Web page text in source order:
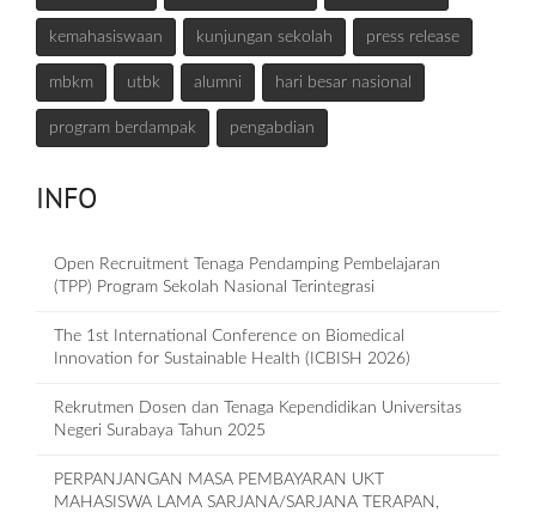
kemahasiswaan kunjungan sekolah press release
mbkm utbk alumni hari besar nasional
program berdampak pengabdian
INFO
Open Recruitment Tenaga Pendamping Pembelajaran
(TPP) Program Sekolah Nasional Terintegrasi
The 1st International Conference on Biomedical
Innovation for Sustainable Health (ICBISH 2026)
Rekrutmen Dosen dan Tenaga Kependidikan Universitas
Negeri Surabaya Tahun 2025
PERPANJANGAN MASA PEMBAYARAN UKT
MAHASISWA LAMA SARJANA/SARJANA TERAPAN,